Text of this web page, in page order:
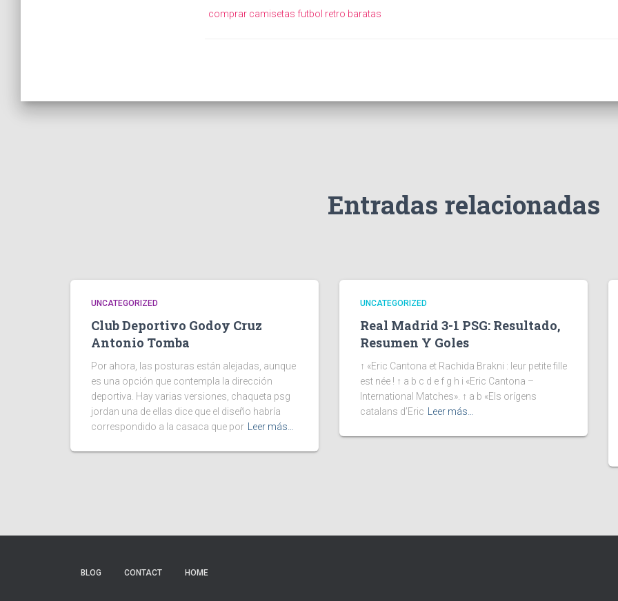
comprar camisetas futbol retro baratas
Entradas relacionadas
UNCATEGORIZED
Club Deportivo Godoy Cruz
Antonio Tomba
Por ahora, las posturas están alejadas, aunque
es una opción que contempla la dirección
deportiva. Hay varias versiones, chaqueta psg
jordan una de ellas dice que el diseño habría
correspondido a la casaca que por
Leer más…
UNCATEGORIZED
Real Madrid 3-1 PSG: Resultado,
Resumen Y Goles
↑ «Eric Cantona et Rachida Brakni : leur petite fille
est née ! ↑ a b c d e f g h i «Eric Cantona –
International Matches». ↑ a b «Els orígens
catalans d’Eric
Leer más…
BLOG CONTACT HOME